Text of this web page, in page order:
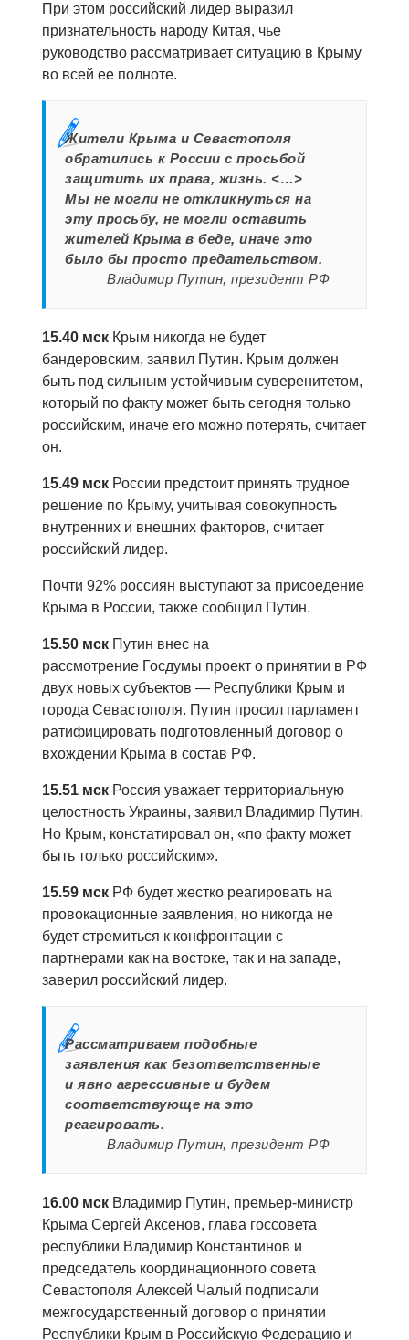
При этом российский лидер выразил
признательность народу Китая, чье
руководство рассматривает ситуацию в Крыму
во всей ее полноте.
Жители Крыма и Севастополя
обратились к России с просьбой
защитить их права, жизнь. <…>
Мы не могли не откликнуться на
эту просьбу, не могли оставить
жителей Крыма в беде, иначе это
было бы просто предательством.
Владимир Путин, президент РФ
15.40 мск Крым никогда не будет
бандеровским, заявил Путин. Крым должен
быть под сильным устойчивым суверенитетом,
который по факту может быть сегодня только
российским, иначе его можно потерять, считает
он.
15.49 мск России предстоит принять трудное
решение по Крыму, учитывая совокупность
внутренних и внешних факторов, считает
российский лидер.
Почти 92% россиян выступают за присоедение
Крыма в России, также сообщил Путин.
15.50 мск Путин внес на
рассмотрение Госдумы проект о принятии в РФ
двух новых субъектов — Республики Крым и
города Севастополя. Путин просил парламент
ратифицировать подготовленный договор о
вхождении Крыма в состав РФ.
15.51 мск Россия уважает территориальную
целостность Украины, заявил Владимир Путин.
Но Крым, констатировал он, «по факту может
быть только российским».
15.59 мск РФ будет жестко реагировать на
провокационные заявления, но никогда не
будет стремиться к конфронтации с
партнерами как на востоке, так и на западе,
заверил российский лидер.
Рассматриваем подобные
заявления как безответственные
и явно агрессивные и будем
соответствующе на это
реагировать.
Владимир Путин, президент РФ
16.00 мск Владимир Путин, премьер-министр
Крыма Сергей Аксенов, глава госсовета
республики Владимир Константинов и
председатель координационного совета
Севастополя Алексей Чалый подписали
межгосударственный договор о принятии
Республики Крым в Российскую Федерацию и